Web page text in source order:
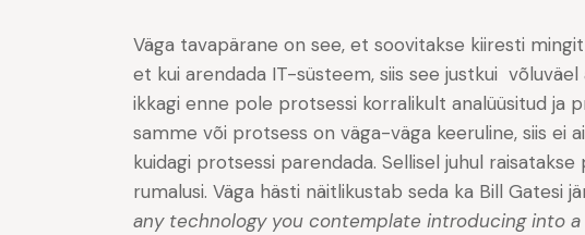
Väga tavapärane on see, et soovitakse kiiresti
et kui arendada IT-süsteem, siis see justkui
ikkagi enne pole protsessi korralikult analüüsitud ja
samme või protsess on väga-väga keeruline, siis ei
kuidagi protsessi parendada. Sellisel juhul
rumalusi. Väga hästi näitlikustab seda ka Bill Gatesi
any technology you contemplate introducing into